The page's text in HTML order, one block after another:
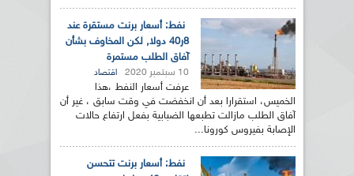
نفط: أسعار برنت مستقرة عند
8ر40 دولا, لكن المخاوف بشأن
آفاق الطلب مستمرة
10 سبتمبر 2020 اقتصاد
عرفت أسعار النفط ،هذا
الخميس، استقرارا بعد أن انخفضت في وقت سابق ، غير أن
آفاق الطلب مازالت تطبعها الضبابية بفعل ارتفاع حالات
الإصابة بفيروس كورونا...
نفط: أسعار برنت تتحسن